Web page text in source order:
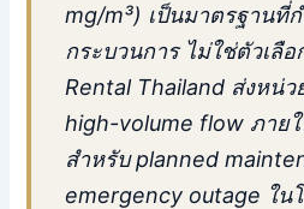
mg/m³) เป็นมาตรฐานที่
กระบวนการ ไม่ใช่ตัวเลือ
Rental Thailand ส่งหน่
high-volume flow ภาย
สำหรับ planned
emergency outage ใน